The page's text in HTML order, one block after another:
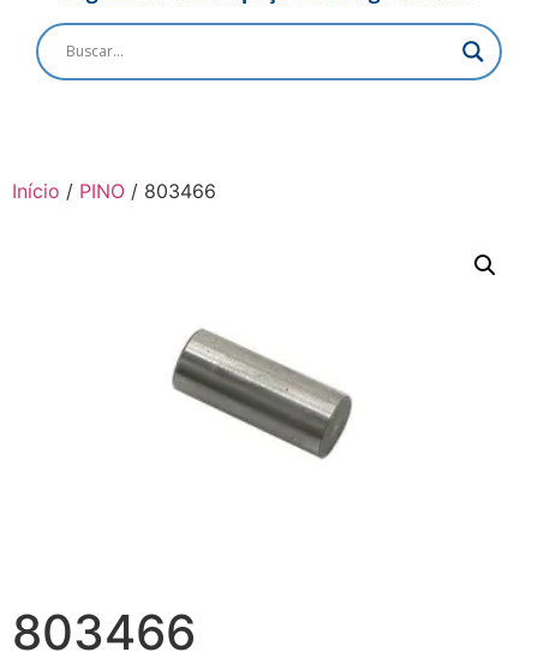
Início / PINO / 803466
803466